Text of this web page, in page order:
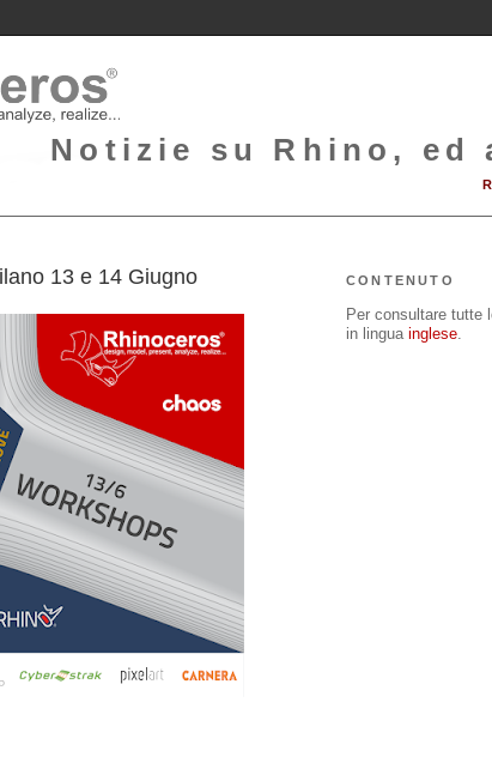
Notizie su Rhino, ed
13 e 14 Giugno CONTENUTO
Per consultare tutte
in lingua inglese